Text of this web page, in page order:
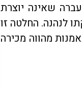
שאינה יוצרת
לנהנה. החלטה זו
מהווה מכירה